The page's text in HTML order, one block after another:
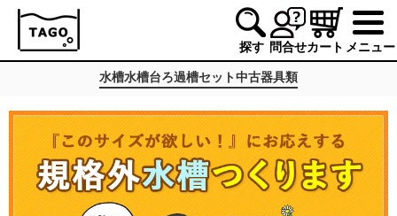
探す 問合せカート メニュー
水槽水槽台ろ過槽セット中古器具類